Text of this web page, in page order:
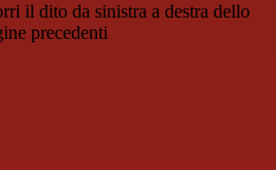
il dito da sinistra a destra dello
precedenti